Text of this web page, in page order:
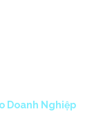
Doanh Nghiệp